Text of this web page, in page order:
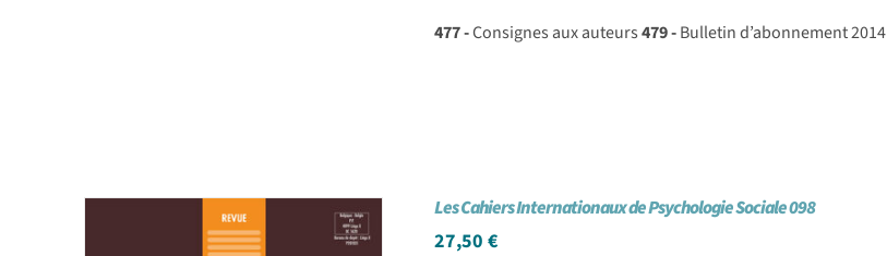
477 -Consignes aux auteurs479 -Bulletin d’abonnement 2014
Les Cahiers Internationaux de Psychologie Sociale 098
27,50€